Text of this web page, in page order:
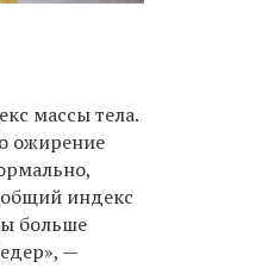
массы тела.
ожирение
индекс
больше
—